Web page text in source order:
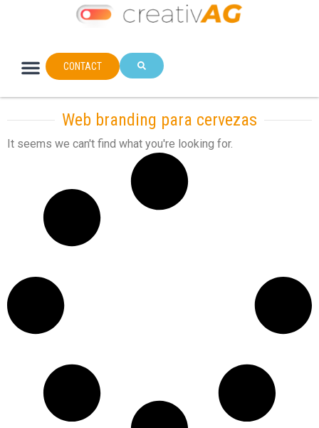
CONTACT
Web branding para cervezas
It seems we can't find what you're looking for.